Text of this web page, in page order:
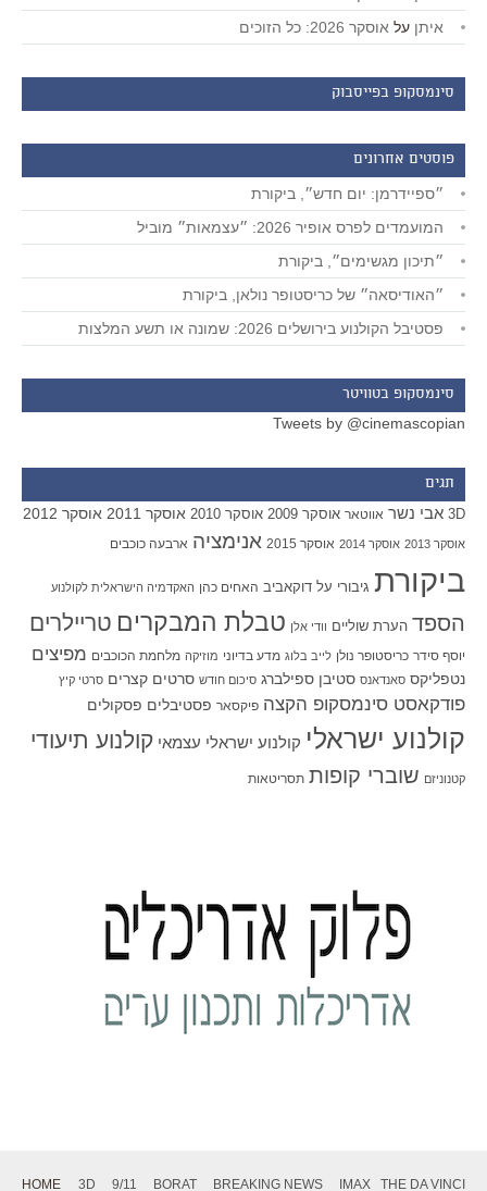
איתן על אוסקר 2026: כל הזוכים
סינמסקופ בפייסבוק
פוסטים אחרונים
״ספיידרמן: יום חדש״, ביקורת
המועמדים לפרס אופיר 2026: ״עצמאות״ מוביל
״תיכון מגשימים״, ביקורת
״האודיסאה״ של כריסטופר נולאן, ביקורת
פסטיבל הקולנוע בירושלים 2026: שמונה או תשע המלצות
סינמסקופ בטוויטר
Tweets by @cinemascopian
תגים
3D אבי נשר אווטאר אוסקר 2009 אוסקר 2010 אוסקר 2011 אוסקר 2012
אוסקר 2013 אוסקר 2014 אוסקר 2015 אנימציה ארבעה כוכבים
ביקורת גיבורי על דוקאביב האחים כהן האקדמיה הישראלית לקולנוע
הספד הערת שוליים וודי אלן טבלת המבקרים טריילרים
יוסף סידר כריסטופר נולן לייב בלוג מדע בדיוני מוזיקה מלחמת הכוכבים מפיצים
נטפליקס סאנדאנס סטיבן ספילברג סיכום חודש סרטים קצרים סרטי קיץ
פודקאסט סינמסקופ הקצה פיקסאר פסטיבלים פסקולים
קולנוע ישראלי קולנוע ישראלי עצמאי קולנוע תיעודי
קטנוניזם שוברי קופות תסריטאות
HOME 3D 9/11 BORAT BREAKING NEWS IMAX THE DA VINCI